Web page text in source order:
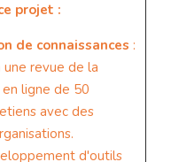
projet :
de connaissances :
revue de la
ligne de 50
avec des
d'outils